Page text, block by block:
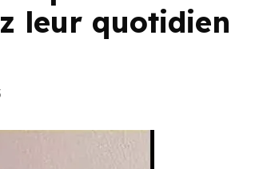
leur quotidien